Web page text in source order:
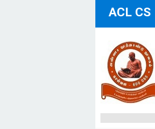
ACL CS